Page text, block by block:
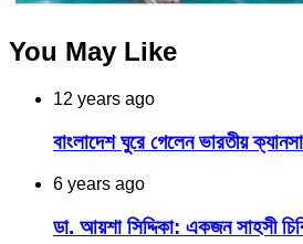
You May Like
12 years ago
বাংলাদেশ ঘুরে গেলেন ভারতীয়
6 years ago
ডা. আয়শা সিদ্দিকা: একজন সাহসী